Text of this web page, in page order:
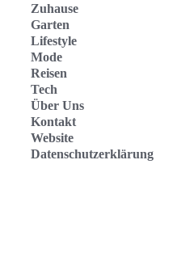
Zuhause
Garten
Lifestyle
Mode
Reisen
Tech
Über Uns
Kontakt
Website
Datenschutzerklärung